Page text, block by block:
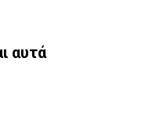
αυτά